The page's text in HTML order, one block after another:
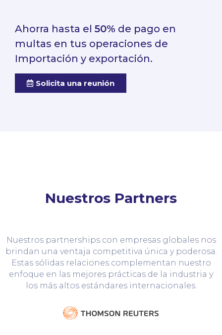
Ahorra hasta el 50% de pago en
multas en tus operaciones de
Importación y exportación.
Solicita una reunión
Nuestros Partners
Nuestros partnerships con empresas globales nos
brindan una ventaja competitiva única y poderosa.
Estas sólidas relaciones complementan nuestro
enfoque en las mejores prácticas de la industria y
los más altos estándares internacionales.